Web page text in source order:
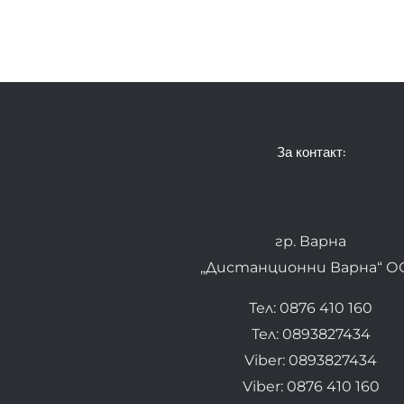
За контакт:
гр. Варна
„Дистанционни Варна“
Тел: 0876 410 160
Тел: 0893827434
Viber: 0893827434
Viber: 0876 410 160